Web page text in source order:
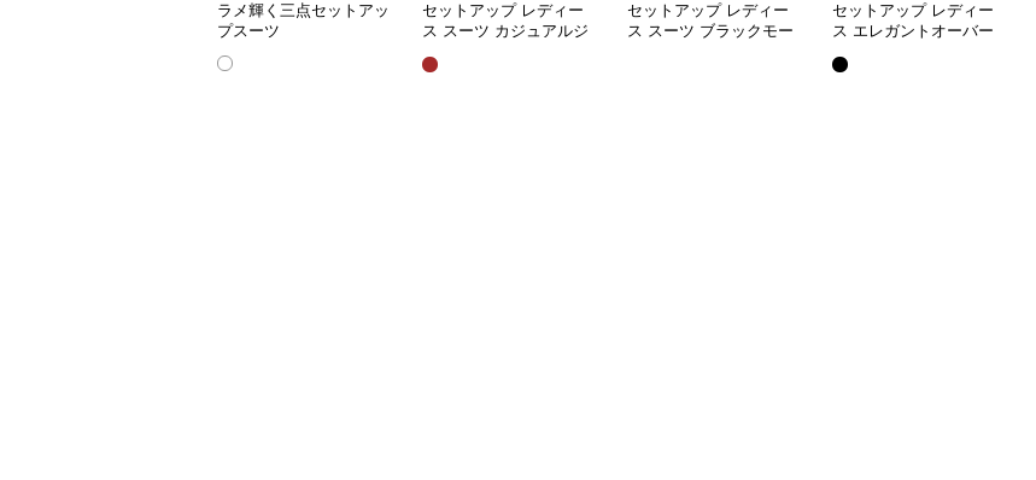
ラメ輝く三点セットアッ
プスーツ
セットアップ レディー
ス スーツ カジュアルジ
ツショートスカート
セットアップ レディー
ス スーツ ブラックモー
セットアップ レディー
ス エレガントオーバー